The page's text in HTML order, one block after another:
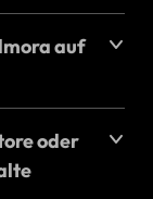
Look.
auf
oder